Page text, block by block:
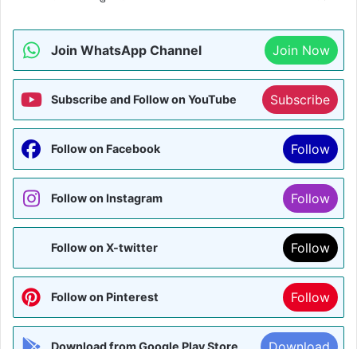
Join WhatsApp Channel Join Now
Subscribe and Follow on YouTube Subscribe
Follow on Facebook Follow
Follow on Instagram Follow
Follow on X-twitter Follow
Follow on Pinterest Follow
Download from Google Play Store